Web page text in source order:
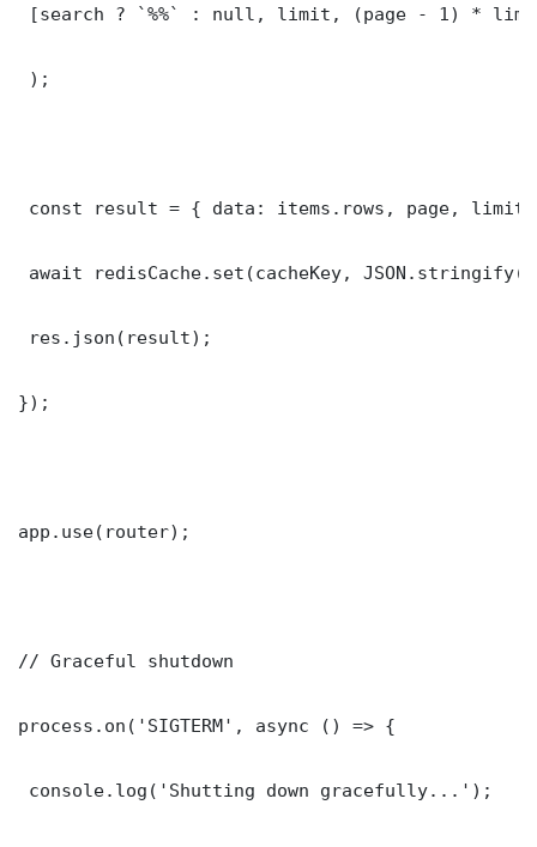
[search ? `%%` : null, limit, (page - 1) *
);
const result = { data: items.rows, page,
await redisCache.set(cacheKey,
res.json(result);
});
app.use(router);
// Graceful shutdown
process.on('SIGTERM', async () => {
console.log('Shutting down gracefully...');